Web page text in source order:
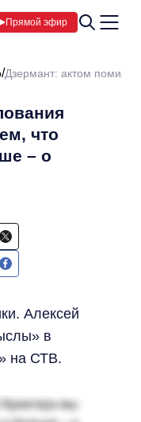
Прямой эфир
Дзермант: актом
что
– о
Алексей
в
на СТВ.